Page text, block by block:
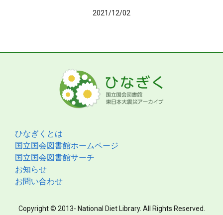
2021/12/02
ひなぎくとは
国立国会図書館ホームページ
国立国会図書館サーチ
お知らせ
お問い合わせ
Copyright © 2013- National Diet Library. All Rights Reserved.